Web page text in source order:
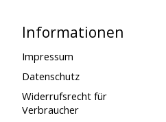
Informationen
Impressum
Datenschutz
Widerrufsrecht für
Verbraucher